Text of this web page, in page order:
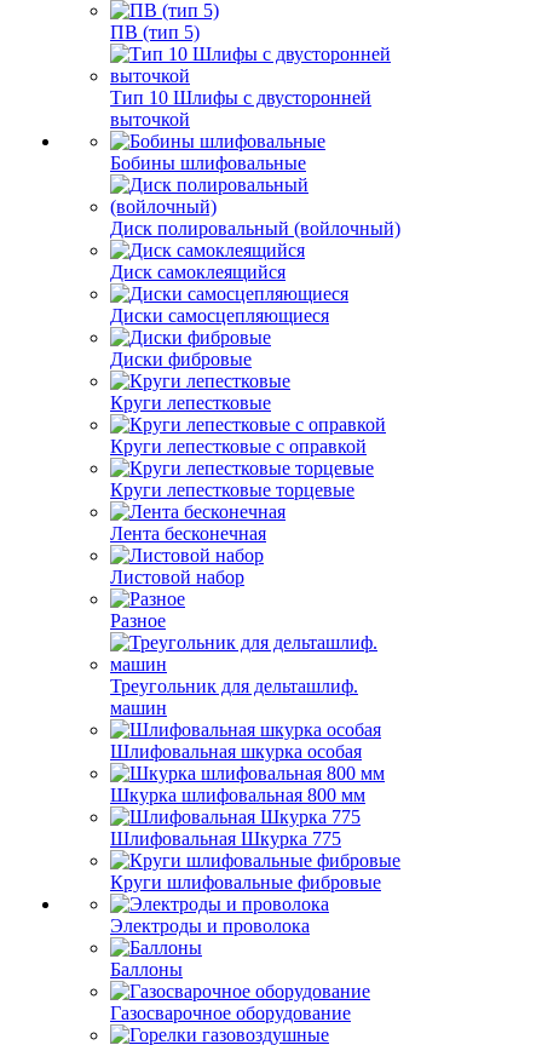
ПВ (тип 5)
Тип 10 Шлифы с двусторонней
выточкой
Бобины шлифовальные
Диск полировальный (войлочный)
Диск самоклеящийся
Диски самосцепляющиеся
Диски фибровые
Круги лепестковые
Круги лепестковые с оправкой
Круги лепестковые торцевые
Лента бесконечная
Листовой набор
Разное
Треугольник для дельташлиф.
машин
Шлифовальная шкурка особая
Шкурка шлифовальная 800 мм
Шлифовальная Шкурка 775
Круги шлифовальные фибровые
Электроды и проволока
Баллоны
Газосварочное оборудование